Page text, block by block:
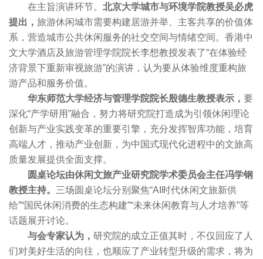
在主旨演讲环节。 北京大学城市与环境学院教授吴必虎
提出， 旅游休闲城市需要构建居游并举、主客共享的价值体
系，营造城市公共休闲服务的社交空间与情绪空间。香港中
文大学酒店及旅游管理学院院长李想教授发表了“在体验经
济背景下重新审视旅游”的演讲，认为要从体验维度重构旅
游产品和服务价值。
华东师范大学经济与管理学院院长殷德生教授表示， 要
深化“产学研用”融合，努力将研究院打造成为引领休闲理论
创新与产业实践变革的重要引擎，充分发挥智库功能，培育
高端人才，推动产业创新，为中国式现代化进程中的文旅高
质量发展提供全面支撑。
圆桌论坛由休闲文旅产业研究院学术委员会主任冯学钢
教授主持。 三场圆桌论坛分别聚焦“AI时代休闲文旅新供
给”“国民休闲消费的生态构建”“未来休闲教育与人才培养”等
话题展开讨论。
与会专家认为， 研究院的成立正值其时，不仅回应了人
们对美好生活的向往，也顺应了产业转型升级的需求，将为